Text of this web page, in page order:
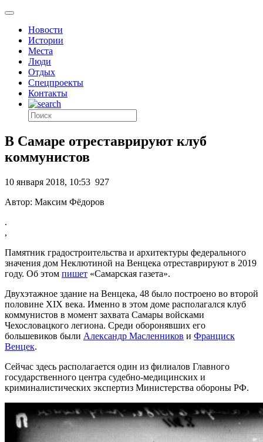
Новости
Истории
Места
Люди
Отдых
Спецпроекты
Контакты
В Самаре отреставрируют клуб
коммунистов
10 января 2018, 10:53 927
Автор: Максим Фёдоров
.
,
Памятник градостроительства и архитектуры федерального
значения дом Неклютиной на Венцека отреставрируют в 2019
году. Об этом пишет «Самарская газета».
Двухэтажное здание на Венцека, 48 было построено во второй
половине XIX века. Именно в этом доме располагался клуб
коммунистов в момент захвата Самары войсками
Чехословацкого легиона. Среди оборонявших его
большевиков были Александр Масленников и Франциск
Венцек.
Сейчас здесь располагается один из филиалов Главного
государственного центра судебно-медицинских и
криминалистических экспертиз Министерства обороны РФ.